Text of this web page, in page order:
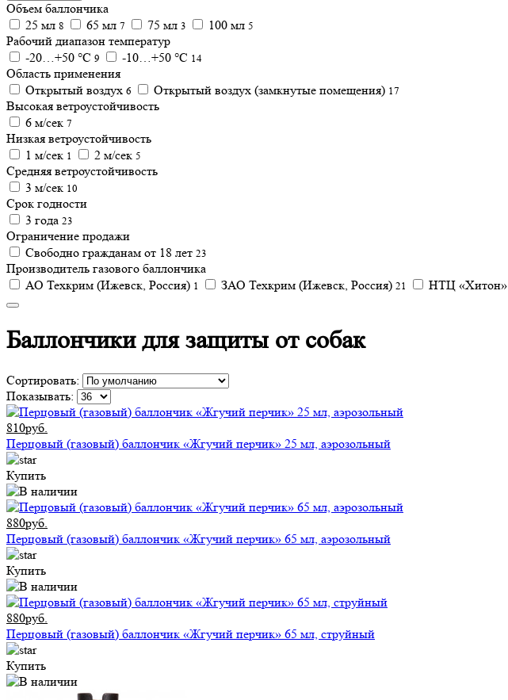
Объем баллончика
25 мл 8 65 мл 7 75 мл 3 100 мл 5
Рабочий диапазон температур
-20…+50 °С 9 -10…+50 °С 14
Область применения
Открытый воздух 6 Открытый воздух (замкнутые помещения) 17
Высокая ветроустойчивость
6 м/сек 7
Низкая ветроустойчивость
1 м/сек 1 2 м/сек 5
Средняя ветроустойчивость
3 м/сек 10
Срок годности
3 года 23
Ограничение продажи
Свободно гражданам от 18 лет 23
Производитель газового баллончика
АО Техкрим (Ижевск, Россия) 1 ЗАО Техкрим (Ижевск, Россия) 21 НТЦ «Хитон»
Баллончики для защиты от собак
Сортировать:
Показывать:
810руб.
Перцовый (газовый) баллончик «Жгучий перчик» 25 мл, аэрозольный
Купить
880руб.
Перцовый (газовый) баллончик «Жгучий перчик» 65 мл, аэрозольный
Купить
880руб.
Перцовый (газовый) баллончик «Жгучий перчик» 65 мл, струйный
Купить